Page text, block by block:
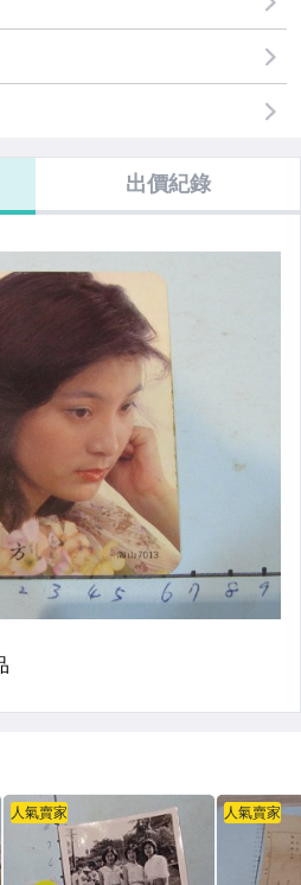
出價紀錄
人氣賣家 人氣賣家